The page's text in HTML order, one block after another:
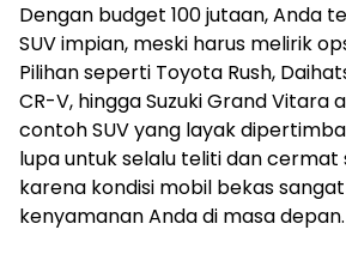
Dengan budget 100 jutaan, Anda
SUV impian, meski harus melirik
Pilihan seperti Toyota Rush,
CR-V, hingga Suzuki Grand Vitara
contoh SUV yang layak
lupa untuk selalu teliti dan
karena kondisi mobil bekas
kenyamanan Anda di masa depan.